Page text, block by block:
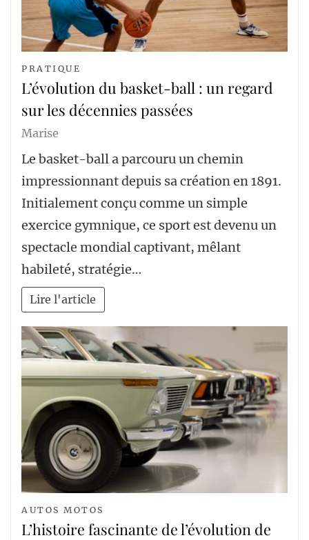
PRATIQUE
L’évolution du basket-ball : un regard
sur les décennies passées
Marise
Le basket-ball a parcouru un chemin
impressionnant depuis sa création en 1891.
Initialement conçu comme un simple
exercice gymnique, ce sport est devenu un
spectacle mondial captivant, mêlant
habileté, stratégie…
Lire l'article
AUTOS MOTOS
L’histoire fascinante de l’évolution de